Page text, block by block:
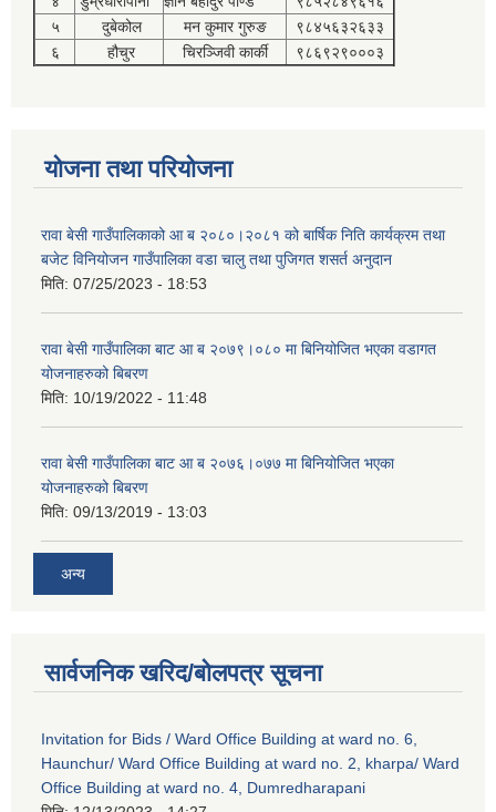
५
दुबेकोल मन कुमार गुरुङ
९८४५६३२६३३
६
हौचुर चिरञ्जिवी कार्की ९८६९२९०००३
योजना तथा परियोजना
रावा बेसी गाउँपालिकाको आ ब २०८०।२०८१ को बार्षिक निति कार्यक्रम तथा
बजेट विनियोजन गाउँपालिका वडा चालु तथा पुजिगत शसर्त अनुदान
मिति: 07/25/2023 - 18:53
रावा बेसी गाउँपालिका बाट आ ब २०७९।०८० मा बिनियोजित भएका वडागत
योजनाहरुको बिबरण
मिति: 10/19/2022 - 11:48
रावा बेसी गाउँपालिका बाट आ ब २०७६।०७७ मा बिनियोजित भएका
योजनाहरुको बिबरण
मिति: 09/13/2019 - 13:03
अन्य
सार्वजनिक खरिद/बोलपत्र सूचना
Invitation for Bids / Ward Office Building at ward no. 6,
Haunchur/ Ward Office Building at ward no. 2, kharpa/ Ward
Office Building at ward no. 4, Dumredharapani